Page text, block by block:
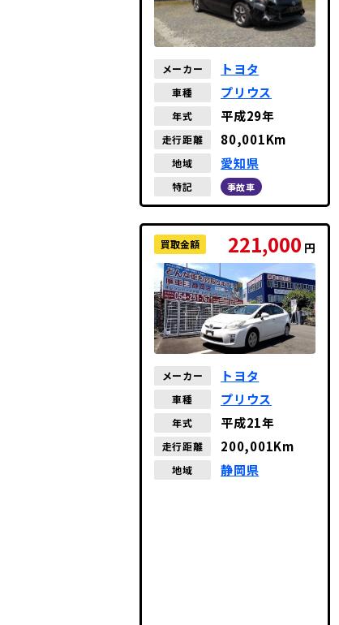
メーカー トヨタ
車種 プリウス
年式 平成29年
走行距離 80,001Km
地域 愛知県
特記 事故車
買取金額 221,000 円
メーカー トヨタ
車種 プリウス
年式 平成21年
走行距離 200,001Km
地域 静岡県